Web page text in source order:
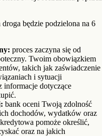
będzie podzielona na 6
proces zaczyna się od
Twoim obowiązkiem
takich jak zaświadczenie
i sytuacji
informacje dotyczące
bank oceni Twoją zdolność
dochodów, wydatków oraz
pomoże określić,
oraz na jakich